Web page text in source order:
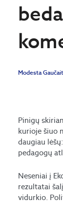
Modesta
Pinigų
kurioje šiuo
daugiau
pedagogų
Neseniai į
rezultatai
vidurkio.